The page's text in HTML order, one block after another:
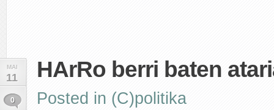
MAI
11
0
HArRo berri baten
Posted in (C)politika